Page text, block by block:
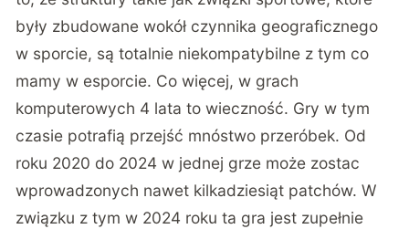
były zbudowane wokół czynnika geograficznego
w sporcie, są totalnie niekompatybilne z tym co
mamy w esporcie. Co więcej, w grach
komputerowych 4 lata to wieczność. Gry w tym
czasie potrafią przejść mnóstwo przeróbek. Od
roku 2020 do 2024 w jednej grze może zostac
wprowadzonych nawet kilkadziesiąt patchów. W
związku z tym w 2024 roku ta gra jest zupełnie